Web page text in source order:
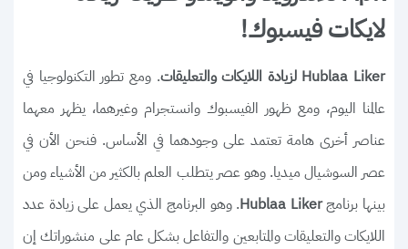
لايكات فيسبوك!
Hublaa Liker لزيادة اللايكات والتعليقات
. ومع تطور التكنولوجيا في
عالمنا اليوم، ومع ظهور الفيسبوك وانستجرام وغيرهما، يظهر معهما
عناصر أخرى هامة تعتمد على وجودهما في الأساس. فنحن الأن في
عصر السوشيال ميديا. وهو عصر يتطلب العلم بالكثير من الأشياء ومن
بينها برنامجHublaa Liker. وهو البرنامج الذي يعمل على زيادة عدد
اللايكات والتعليقات والمتابعين والتفاعل بشكل عام على منشوراتك إن